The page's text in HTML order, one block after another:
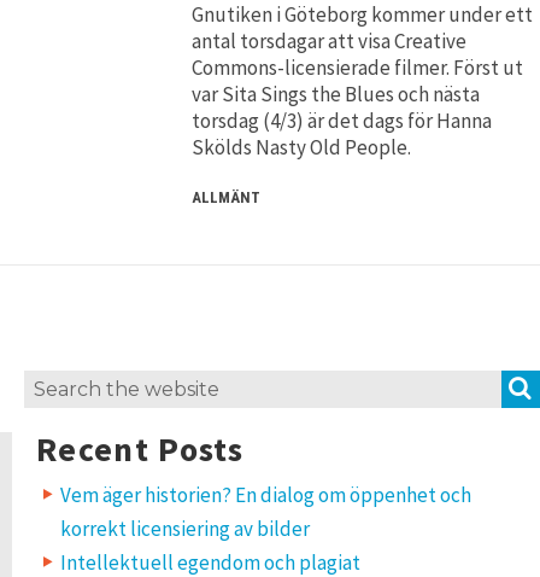
Gnutiken i Göteborg kommer under ett
antal torsdagar att visa Creative
Commons-licensierade filmer. Först ut
var Sita Sings the Blues och nästa
torsdag (4/3) är det dags för Hanna
Skölds Nasty Old People.
ALLMÄNT
Search
Recent Posts
Vem äger historien? En dialog om öppenhet och
korrekt licensiering av bilder
Intellektuell egendom och plagiat